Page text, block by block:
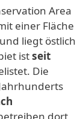
Area
einer Fläche
liegt östlich
istseit
Die
dort